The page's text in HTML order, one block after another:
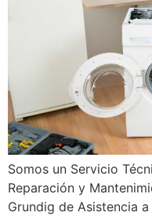
Somos un Servicio
Reparación y
Grundig de Asistencia